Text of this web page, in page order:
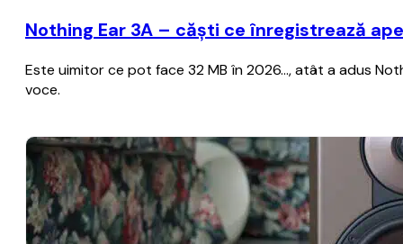
Nothing Ear 3A – căști ce înregistrează
Este uimitor ce pot face 32 MB în 2026..., atât a adus
voce.